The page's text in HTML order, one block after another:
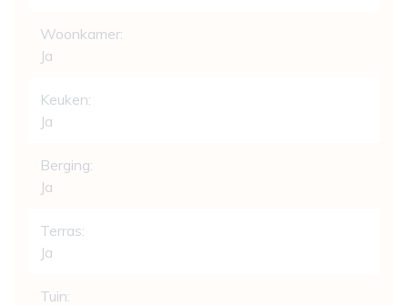
Woonkamer:
Ja
Keuken:
Ja
Berging:
Ja
Terras:
Ja
Tuin: